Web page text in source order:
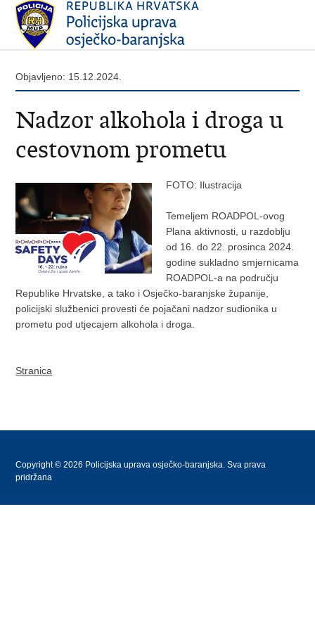
Objavljeno: 15.12.2024.
Nadzor alkohola i droga u
cestovnom prometu
FOTO: Ilustracija
Temeljem ROADPOL-ovog
Plana aktivnosti, u razdoblju
od 16. do 22. prosinca 2024.
godine sukladno smjernicama
ROADPOL-a na području
Republike Hrvatske, a tako i Osječko-baranjske županije,
policijski službenici provesti će pojačani nadzor sudionika u
prometu pod utjecajem alkohola i droga.
Stranica
Copyright © 2026 Policijska uprava osječko-baranjska. Sva prava
pridržana